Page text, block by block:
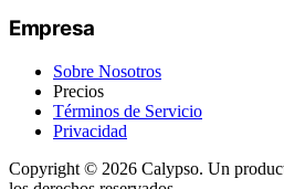
Empresa
Sobre Nosotros
Precios
Términos de Servicio
Privacidad
Copyright © 2026 Calypso. Un